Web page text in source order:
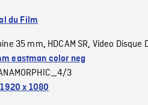
du Film
35 mm, HDCAM SR, Video Disque
eastman color neg
3
1920 x 1080